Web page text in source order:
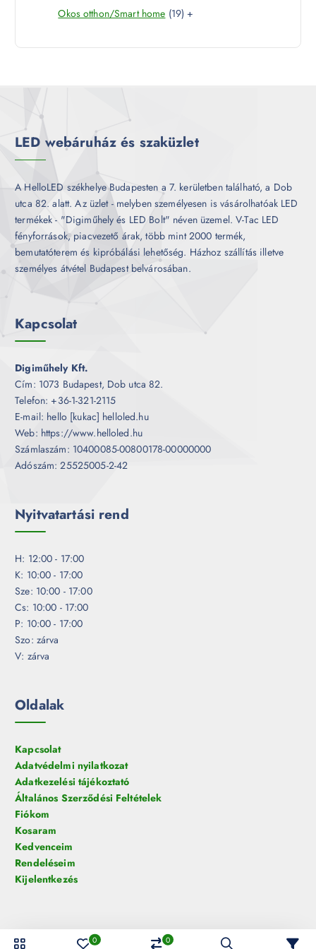
r
é
t
r
Okos otthon/Smart home 191
t
+
LED webáruház és szaküzlet
A HelloLED székhelye Budapesten a 7. kerületben található, a Dob
utca 82. alatt. Az üzlet - melyben személyesen is vásárolhatóak LED
termékek - "Digiműhely és LED Bolt" néven üzemel. V-Tac LED
fényforrások, piacvezető árak, több mint 2000 termék,
bemutatóterem és kipróbálási lehetőség. Házhoz szállítás illetve
személyes átvétel Budapest belvárosában.
Kapcsolat
Digiműhely Kft.
Cím: 1073 Budapest, Dob utca 82.
Telefon: +36-1-321-2115
E-mail: hello [kukac] helloled.hu
Web: https://www.helloled.hu
Számlaszám: 10400085-00800178-00000000
Adószám: 25525005-2-42
Nyitvatartási rend
H: 12:00 - 17:00
K: 10:00 - 17:00
Sze: 10:00 - 17:00
Cs: 10:00 - 17:00
P: 10:00 - 17:00
Szo: zárva
V: zárva
Oldalak
Kapcsolat
Adatvédelmi nyilatkozat
Adatkezelési tájékoztató
Általános Szerződési Feltételek
Fiókom
Kosaram
Kedvenceim
Rendeléseim
Kijelentkezés
0 0